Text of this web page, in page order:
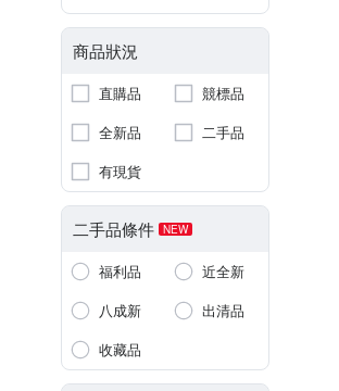
商品狀況
直購品
競標品
全新品
二手品
有現貨
二手品條件 NEW
福利品
近全新
八成新
出清品
收藏品